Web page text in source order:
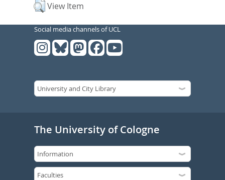
View Item
Social media channels of UCL
The University of Cologne